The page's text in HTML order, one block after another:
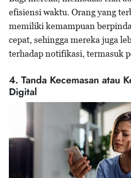
efisiensi waktu. Orang yang
memiliki kemampuan
cepat, sehingga mereka juga
terhadap notifikasi, termasuk
4. Tanda Kecemasan atau
Digital